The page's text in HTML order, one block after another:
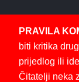
PRAVILA
biti kritika
prijedlog ili
Čitatelji neka